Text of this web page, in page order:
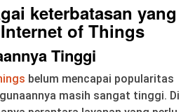
keterbatasan yang
of Things
Tinggi
belum mencapai popularitas
masih sangat tinggi. Di